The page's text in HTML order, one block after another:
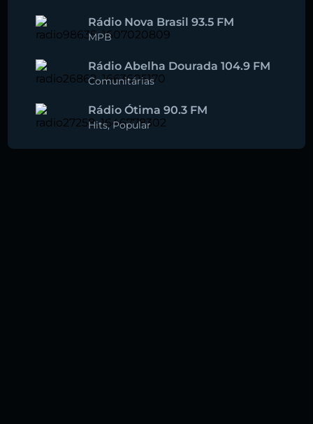
Rádio Nova Brasil 93.5 FM
MPB
Rádio Abelha Dourada 104.9 FM
Comunitárias
Rádio Ótima 90.3 FM
Hits,Popular